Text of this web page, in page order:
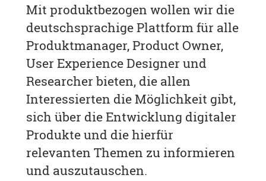
Mit produktbezogen wollen wir die
deutschsprachige Plattform für alle
Produktmanager, Product Owner,
User Experience Designer und
Researcher bieten, die allen
Interessierten die Möglichkeit gibt,
sich über die Entwicklung digitaler
Produkte und die hierfür
relevanten Themen zu informieren
und auszutauschen.